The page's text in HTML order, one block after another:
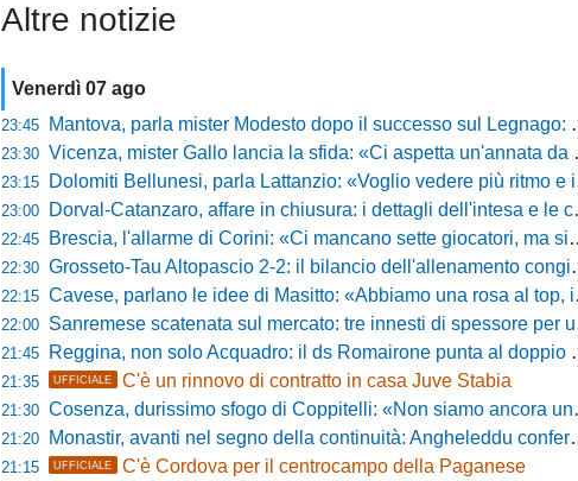
Altre notizie
Venerdì 07 ago
23:45 Mantova, parla mister Modesto dopo il successo sul Legnago: "Buona tenuta nervosa, ma dobbiamo migliorare"
23:30 Vicenza, mister Gallo lancia la sfida: «Ci aspetta un'annata da protagonisti in B, ma qui nessuno ha il posto fisso»
23:15 Dolomiti Bellunesi, parla Lattanzio: «Voglio vedere più ritmo e intensità, dobbiamo lasciare tutto sul campo»
23:00 Dorval-Catanzaro, affare in chiusura: i dettagli dell'intesa e le cifre dell'operazione
22:45 Brescia, l'allarme di Corini: «Ci mancano sette giocatori, ma siamo una squadra forte»
22:30 Grosseto-Tau Altopascio 2-2: il bilancio dell'allenamento congiunto e la risposta dei nuovi arrivi
22:15 Cavese, parlano le idee di Masitto: «Abbiamo una rosa al top, il pubblico del Lamberti ci spingerà lontano»
22:00 Sanremese scatenata sul mercato: tre innesti di spessore per un attacco da sogni
21:45 Reggina, non solo Acquadro: il ds Romairone punta al doppio colpo Baldan-Volpicelli
21:35 UFFICIALE C'è un rinnovo di contratto in casa Juve Stabia
21:30 Cosenza, durissimo sfogo di Coppitelli: «Non siamo ancora una squadra, ora serve tirare una riga!»
21:20 Monastir, avanti nel segno della continuità: Angheleddu confermato in panchina, in attacco arriva Loru
21:15 UFFICIALE C'è Cordova per il centrocampo della Paganese